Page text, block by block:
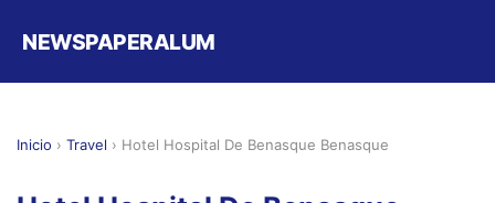
NEWSPAPERALUM
Inicio › Travel › Hotel Hospital De Benasque Benasque